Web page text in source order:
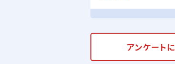
アンケートに